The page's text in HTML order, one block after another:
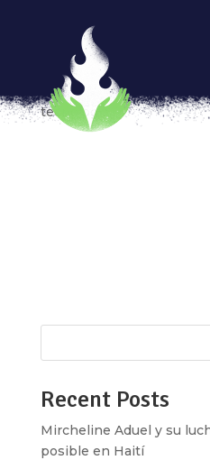
Bordamos feminicidios.
para restaurar la memoria
porAnaiz Zamora
tecnología
Recent Posts
Mircheline Aduel y su
posible en Haití